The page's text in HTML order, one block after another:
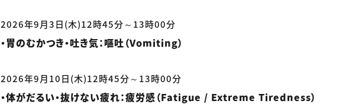
2026年9月3日(木)12時45分～13時00分
・胃のむかつき・吐き気：嘔吐（Vomiting）
2026年9月10日(木)12時45分～13時00分
・体がだるい・抜けない疲れ：疲労感（Fatigue / Extreme Tiredness）